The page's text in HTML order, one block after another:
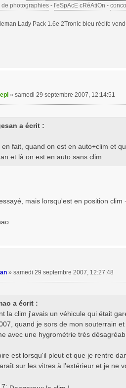
photographies - l'eSpAcE cRéAtiOn -
Lady Pack 1.6e 2Tronic bleu récife
» samedi 29 septembre 2007, 12:14:51
a écrit :
en fait, quand on est en auto+clim et
et là on est en auto sans clim.
mais lorsqu'est en position
» samedi 29 septembre 2007, 12:27:48
a écrit :
la clim j'avais un véhicule qui était
quand je sors de mon souterrain
avec une hygrométrie très
est lorsqu'il pleut et que je rentre
sur les vitres à l'extérieur et je ne